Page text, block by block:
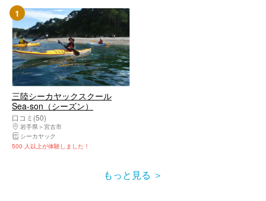
1
三陸シーカヤックスクール
Sea-son（シーズン）
口コミ(50)
岩手県
宮古市
シーカヤック
500 人以上が体験しました！
もっと見る